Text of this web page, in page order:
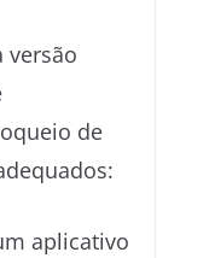
versão
de
aplicativo